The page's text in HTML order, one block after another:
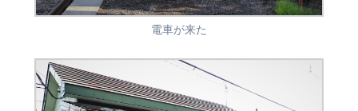
電車が来た